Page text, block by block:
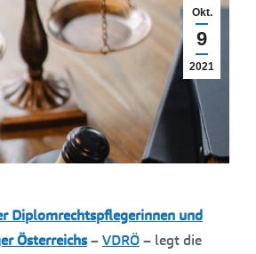
Okt.
9
2021
Diplomrechtspflegerinnen und
Österreichs–VDRÖ– legt die